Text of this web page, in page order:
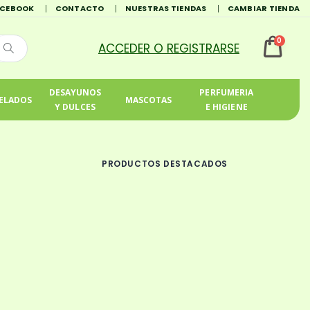
CONTACTO NUESTRAS TIENDAS CAMBIAR TIENDA
0
DESAYUNOS
Y DULCES
MASCOTAS
PERFUMERIA
E HIGIENE
PRODUCTOS DESTACADOS